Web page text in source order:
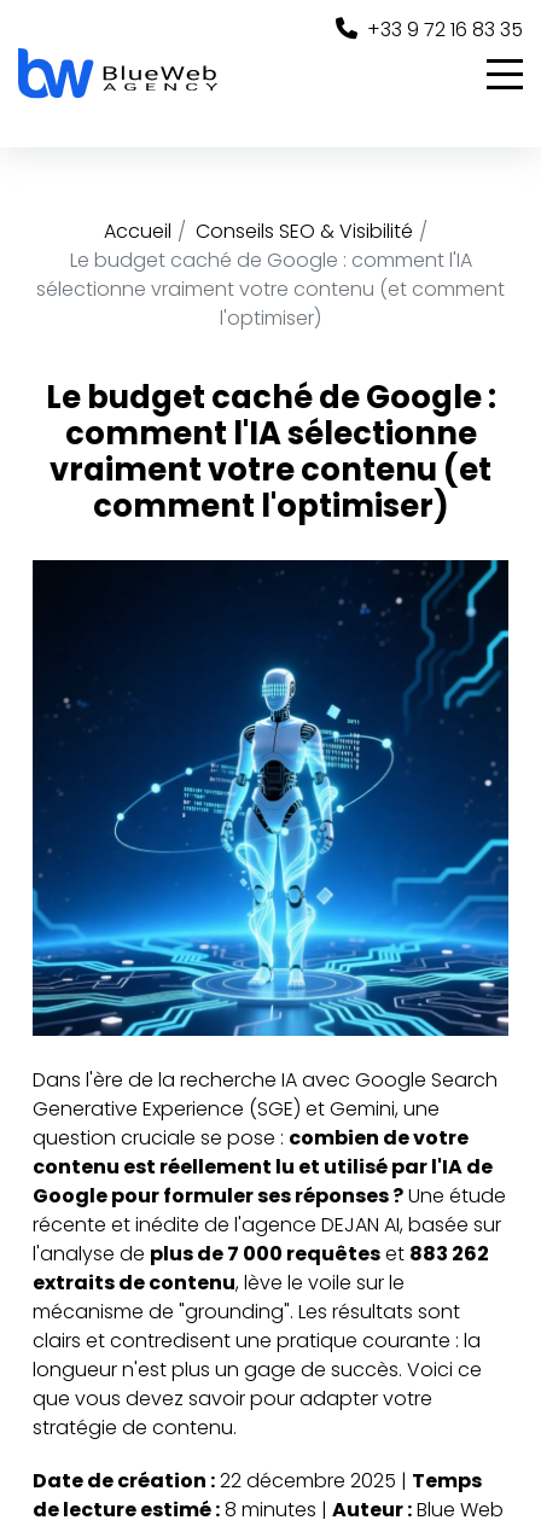
+33 9 72 16 83 35
Accueil
Conseils SEO & Visibilité
Le budget caché de Google : comment l'IA
sélectionne vraiment votre contenu (et comment
l'optimiser)
Le budget caché de Google :
comment l'IA sélectionne
vraiment votre contenu (et
comment l'optimiser)
Dans l'ère de la recherche IA avec Google Search
Generative Experience (SGE) et Gemini, une
question cruciale se pose : combien de votre
contenu est réellement lu et utilisé par l'IA de
Google pour formuler ses réponses ?Une étude
récente et inédite de l'agence DEJAN AI, basée sur
l'analyse de plus de 7 000 requêteset 883 262
extraits de contenu, lève le voile sur le
mécanisme de "grounding". Les résultats sont
clairs et contredisent une pratique courante : la
longueur n'est plus un gage de succès. Voici ce
que vous devez savoir pour adapter votre
stratégie de contenu.
Date de création :22 décembre 2025 | Temps
de lecture estimé :8 minutes | Auteur :Blue Web